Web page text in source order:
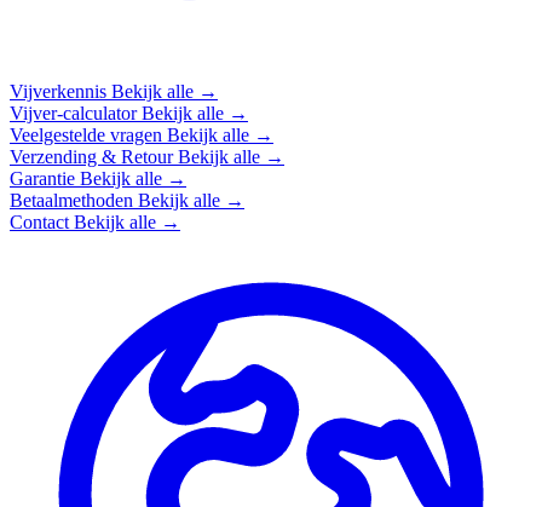
Vijverkennis Bekijk alle →
Vijver-calculatorBekijk alle →
Veelgestelde vragen Bekijk alle →
Verzending & RetourBekijk alle →
Garantie Bekijk alle →
Betaalmethoden Bekijk alle →
Contact Bekijk alle →